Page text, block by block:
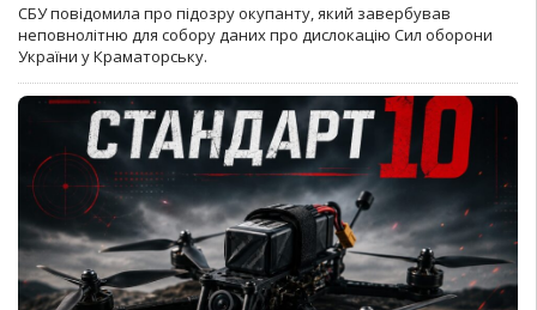
СБУ повідомила про підозру окупанту, який завербував
неповнолітню для собору даних про дислокацію Сил оборони
України у Краматорську.